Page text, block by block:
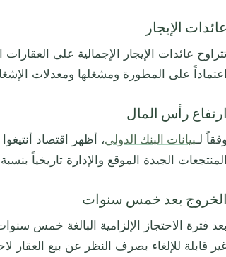
الإيجار
عائدات الإيجار الإجمالية على
على المطورة ومشغلها ومعدلات
رأس المال
لـبيانات البنك الدولي، أظهر اقتصاد
الجيدة الموقع والإدارة تاريخياً بنسبة
بعد خمس سنوات
فترة الاحتجاز الإلزامية البالغة خمس
قابلة للإلغاء بصرف النظر عن بيع العقار